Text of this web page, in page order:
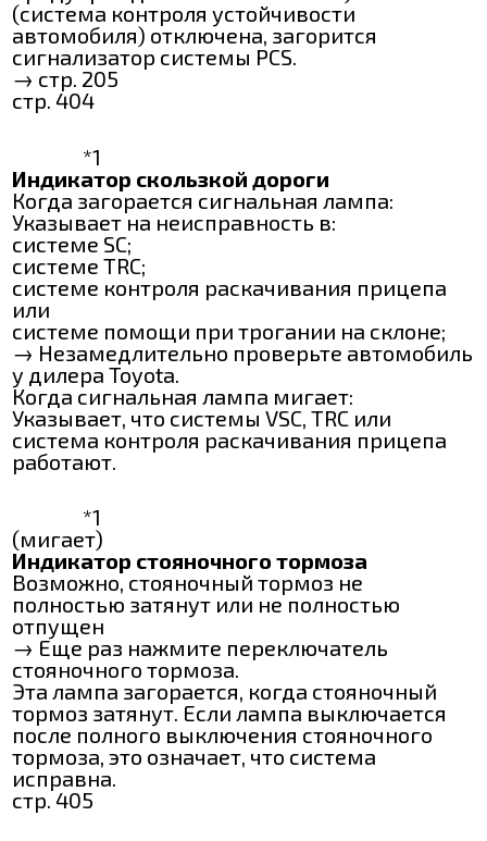
(система контроля устойчивости
автомобиля) отключена, загорится
сигнализатор системы РСЅ.
→ стр. 205
стр. 404
*1
Индикатор скользкой дороги
Когда загорается сигнальная лампа:
Указывает на неисправность в:
системе ѴЅС;
системе ТRC;
системе контроля раскачивания прицепа
или
системе помощи при трогании на склоне;
→ Незамедлительно проверьте автомобиль
у дилера Toyota.
Когда сигнальная лампа мигает:
Указывает, что системы VSC, TRC или
система контроля раскачивания прицепа
работают.
*1
(мигает)
Индикатор стояночного тормоза
Возможно, стояночный тормоз не
полностью затянут или не полностью
отпущен
→ Еще раз нажмите переключатель
стояночного тормоза.
Эта лампа загорается, когда стояночный
тормоз затянут. Если лампа выключается
после полного выключения стояночного
тормоза, это означает, что система
исправна.
стр. 405